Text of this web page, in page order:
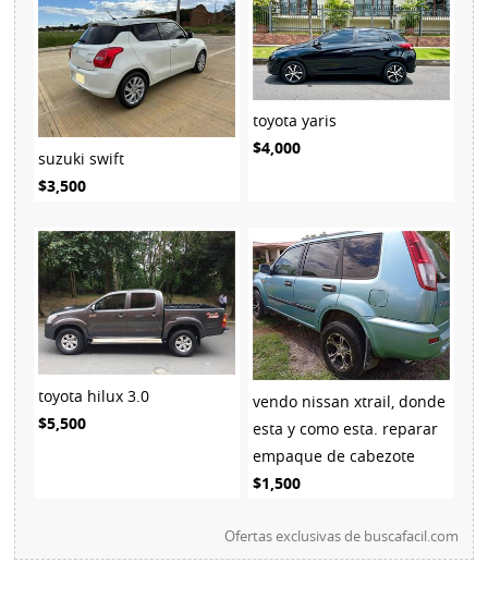
suzuki swift
$3,500
toyota yaris
$4,000
toyota hilux 3.0
$5,500
vendo nissan xtrail, donde
esta y como esta. reparar
empaque de cabezote
$1,500
Ofertas exclusivas de buscafacil.com